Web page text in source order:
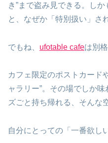
き”まで盗み見できる。し
と、なぜか「特別扱い」さ
でもね、 ufotable cafeは別
カフェ限定のポストカード
ャラリー”。その場でしか
ズごと持ち帰れる、そんな
自分にとっての「一番欲し